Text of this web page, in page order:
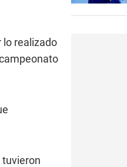
lo realizado
tuvieron